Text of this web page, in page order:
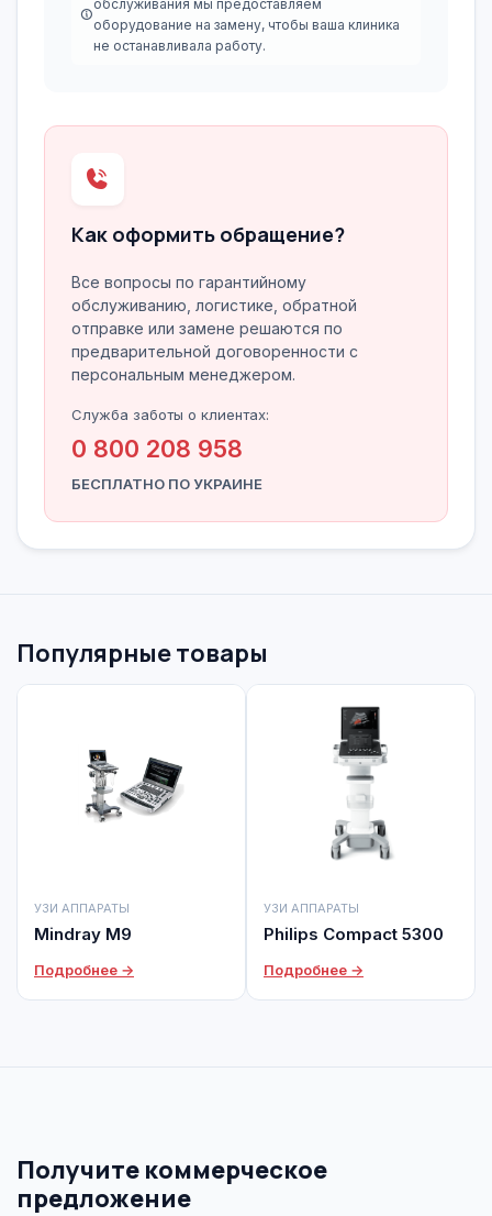
обслуживания мы предоставляем
оборудование на замену, чтобы ваша клиника
не останавливала работу.
Как оформить обращение?
Все вопросы по гарантийному
обслуживанию, логистике, обратной
отправке или замене решаются по
предварительной договоренности с
персональным менеджером.
Служба заботы о клиентах:
0 800 208 958
БЕСПЛАТНО ПО УКРАИНЕ
Популярные товары
УЗИ АППАРАТЫ
Mindray M9
Подробнее →
УЗИ АППАРАТЫ
Philips Compact 5300
Подробнее →
Получите коммерческое
предложение